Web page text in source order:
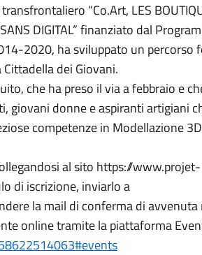
“Co.Art, LES
DIGITAL” finanziato dal
2020, ha sviluppato un percorso
Cittadella dei Giovani.
che ha preso il via a febbraio e
giovani donne e aspiranti artigiani
competenze in Modellazione
al sito https://www.projet-
di iscrizione, inviarlo a
la mail di conferma di avvenuta
online tramite la piattaforma